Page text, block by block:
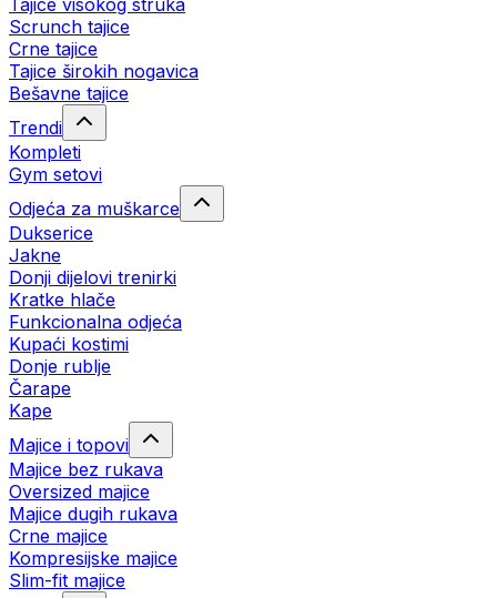
Tajice visokog struka
Scrunch tajice
Crne tajice
Tajice širokih nogavica
Bešavne tajice
Trendi
Kompleti
Gym setovi
Odjeća za muškarce
Dukserice
Jakne
Donji dijelovi trenirki
Kratke hlače
Funkcionalna odjeća
Kupaći kostimi
Donje rublje
Čarape
Kape
Majice i topovi
Majice bez rukava
Oversized majice
Majice dugih rukava
Crne majice
Kompresijske majice
Slim-fit majice